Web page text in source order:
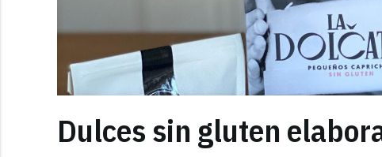
Dulces sin gluten